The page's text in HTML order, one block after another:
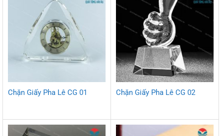
Chặn Giấy Pha Lê CG 01 Chặn Giấy Pha Lê CG 02